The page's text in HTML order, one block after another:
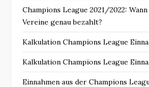
Champions League 2021/2022:
Vereine genau bezahlt?
Kalkulation Champions League
Kalkulation Champions League
Einnahmen aus der Champions